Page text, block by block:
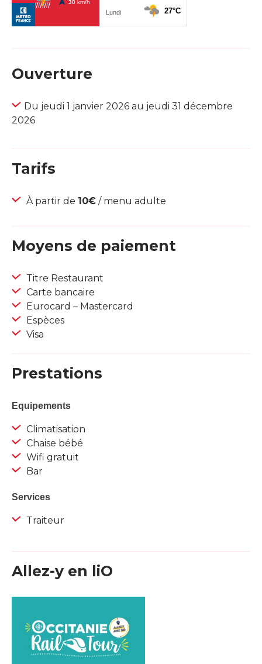
Ouverture
Du jeudi 1 janvier 2026 au jeudi 31 décembre
2026
Tarifs
À partir de 10€ / menu adulte
Moyens de paiement
Titre Restaurant
Carte bancaire
Eurocard – Mastercard
Espèces
Visa
Prestations
Equipements
Climatisation
Chaise bébé
Wifi gratuit
Bar
Services
Traiteur
Allez-y en liO